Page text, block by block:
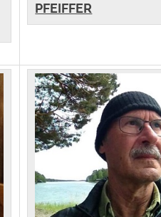
PFEIFFER